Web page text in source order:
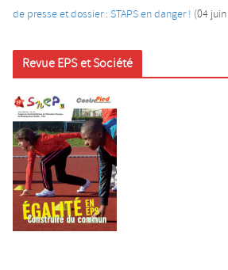
de presse et dossier : STAPS en danger ! (04 juin
Revue EPS et Société